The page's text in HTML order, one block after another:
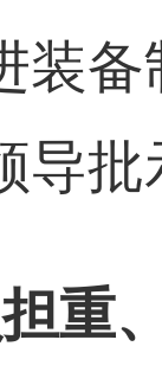
装
导批
、